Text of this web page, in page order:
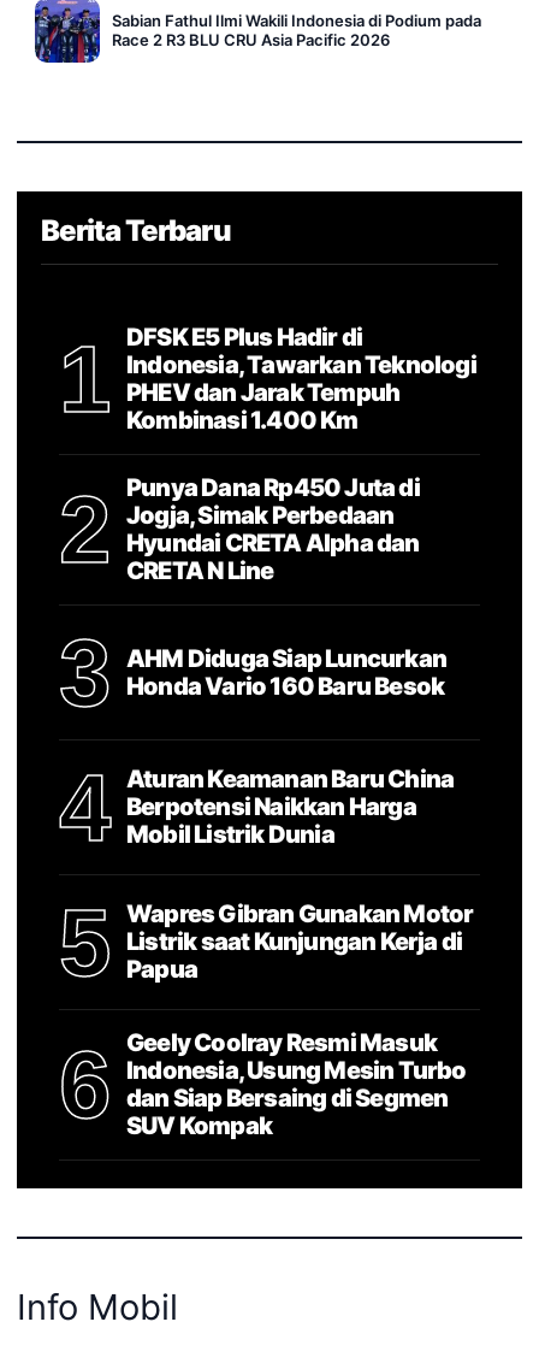
Sabian Fathul Ilmi Wakili Indonesia di Podium pada
Race 2 R3 BLU CRU Asia Pacific 2026
Berita Terbaru
1
DFSK E5 Plus Hadir di
Indonesia, Tawarkan Teknologi
PHEV dan Jarak Tempuh
Kombinasi 1.400 Km
2
Punya Dana Rp450 Juta di
Jogja, Simak Perbedaan
Hyundai CRETA Alpha dan
CRETA N Line
3
AHM Diduga Siap Luncurkan
Honda Vario 160 Baru Besok
4
Aturan Keamanan Baru China
Berpotensi Naikkan Harga
Mobil Listrik Dunia
5
Wapres Gibran Gunakan Motor
Listrik saat Kunjungan Kerja di
Papua
6
Geely Coolray Resmi Masuk
Indonesia, Usung Mesin Turbo
dan Siap Bersaing di Segmen
SUV Kompak
Info Mobil